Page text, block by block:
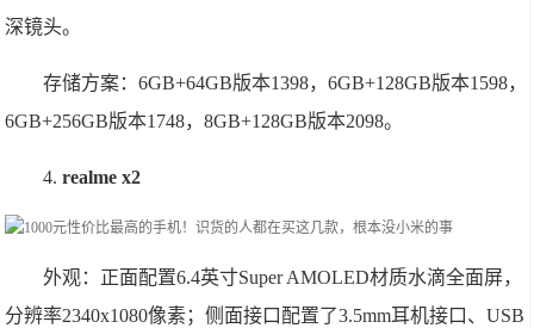
深镜头。
存储方案：6GB+64GB版本1398，6GB+128GB版本1598，
6GB+256GB版本1748，8GB+128GB版本2098。
4.realme x2
外观：正面配置6.4英寸Super AMOLED材质水滴全面屏，
分辨率2340x1080像素；侧面接口配置了3.5mm耳机接口、USB